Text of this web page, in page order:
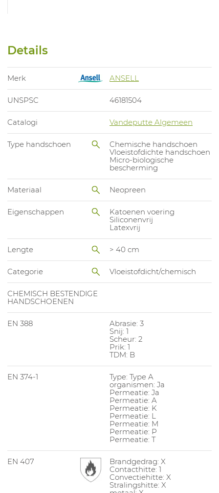
Details
Merk ANSELL
UNSPSC 46181504
Catalogi Vandeputte Algemeen
Type handschoen
Chemische handschoen
Vloeistofdichte handschoen
Micro-biologische
bescherming
Materiaal Neopreen
Eigenschappen
Katoenen voering
Siliconenvrij
Latexvrij
Lengte > 40 cm
Categorie Vloeistofdicht/chemisch
CHEMISCH BESTENDIGE
HANDSCHOENEN
EN 388
Abrasie: 3
Snij: 1
Scheur: 2
Prik: 1
TDM: B
EN 374-1
Type: Type A
organismen: Ja
Permeatie: Ja
Permeatie: A
Permeatie: K
Permeatie: L
Permeatie: M
Permeatie: P
Permeatie: T
EN 407
Brandgedrag: X
Contacthitte: 1
Convectiehitte: X
Stralingshitte: X